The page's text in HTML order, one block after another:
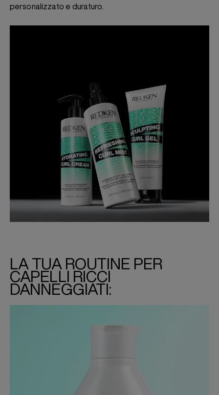
personalizzato e duraturo.
LA TUA ROUTINE PER
CAPELLI RICCI
DANNEGGIATI: